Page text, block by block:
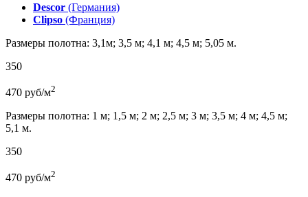
Descor (Германия)
Clipso (Франция)
Размеры полотна: 3,1м; 3,5 м; 4,1 м; 4,5 м; 5,05 м.
350
470 руб/м2
Размеры полотна: 1 м; 1,5 м; 2 м; 2,5 м; 3 м; 3,5 м; 4 м; 4,5 м;
5,1 м.
350
470 руб/м2